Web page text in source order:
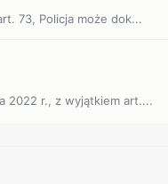
73, Policja może dok...
2022 r., z wyjątkiem art....